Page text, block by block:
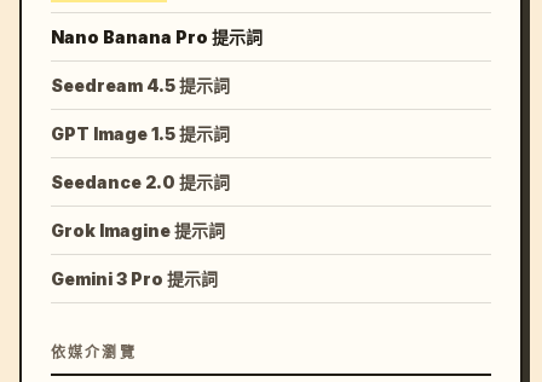
Nano Banana Pro 提示詞
Seedream 4.5 提示詞
GPT Image 1.5 提示詞
Seedance 2.0 提示詞
Grok Imagine 提示詞
Gemini 3 Pro 提示詞
依媒介瀏覽